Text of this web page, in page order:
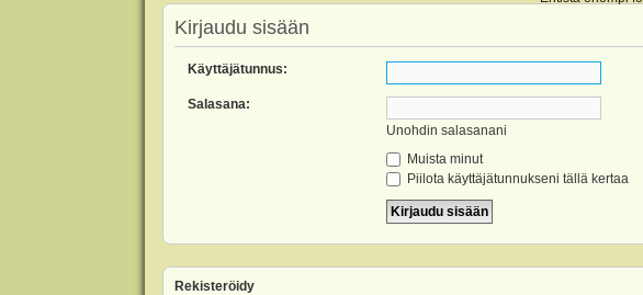
Kirjaudu sisään
Käyttäjätunnus:
Salasana:
Unohdin salasanani
Muista minut
Piilota käyttäjätunnukseni tällä kertaa
Rekisteröidy